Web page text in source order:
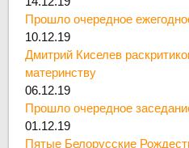
Прошло очередное
10.12.19
Дмитрий Киселев
материнству
06.12.19
Прошло очередное
01.12.19
Пятые Белорусские